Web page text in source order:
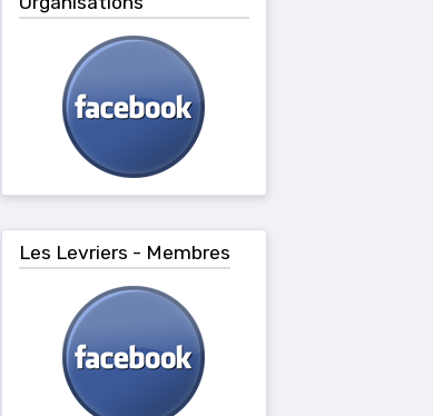
Les Levriers - Membres